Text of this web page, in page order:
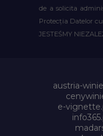
de a solicita
Protecția Datelor
JESTEŚMY
austria-
e-